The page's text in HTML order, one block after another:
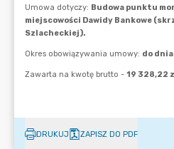
DRUKUJ ZAPISZ DO PDF